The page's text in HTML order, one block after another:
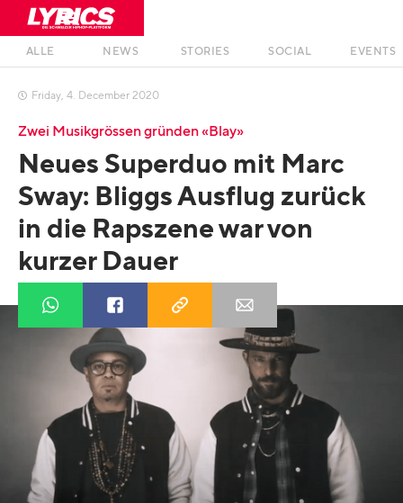
ALLE NEWS STORIES SOCIAL EVENTS
 Friday, 4. December 2020
Zwei Musikgrössen gründen «Blay»
Neues Superduo mit Marc
Sway: Bliggs Ausflug zurück
in die Rapszene war von
kurzer Dauer